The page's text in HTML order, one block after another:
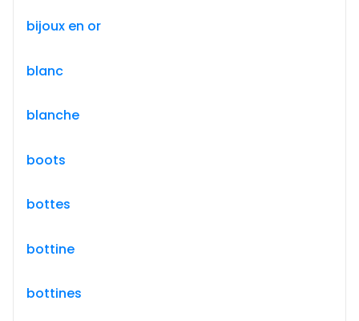
bijoux en or
blanc
blanche
boots
bottes
bottine
bottines